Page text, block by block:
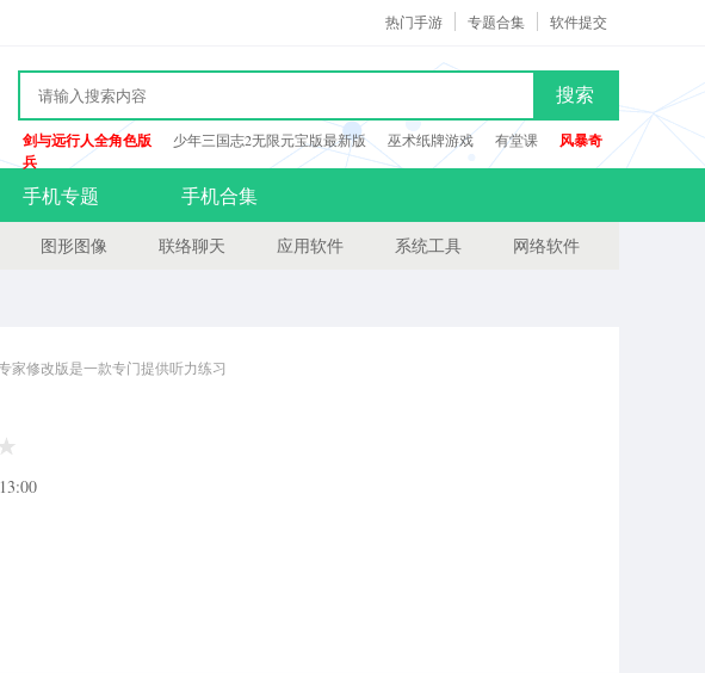
软件提交
专题合集
热门手游
搜索
剑与远行人全角色版 少年三国志2无限元宝版最新版 巫术纸牌游戏 有堂课
风暴奇
兵
手机专题 手机合集
图形图像 联络聊天 应用软件 系统工具 网络软件
家修改版是一款专门提供听力练习